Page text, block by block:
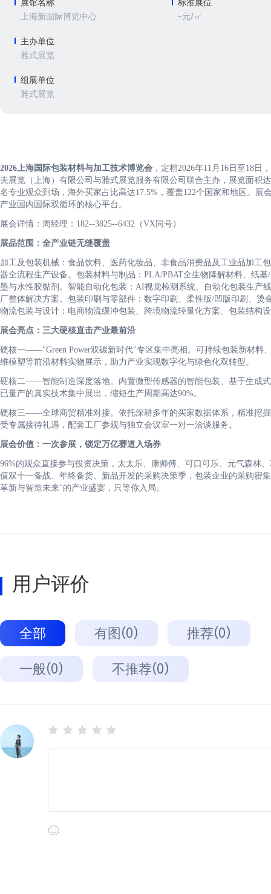
展馆名称
上海新国际博览中心
标准展位
-元/㎡
主办单位
雅式展览
组展单位
雅式展览
2026上海国际包装材料与加工技术博览会 ，定档2026年11月16日至18
夫展览（上海）有限公司与雅式展览服务有限公司联合主办，展览面积
名专业观众到场，海外买家占比高达17.5%，覆盖122个国家和地区。
产业国内国际双循环的核心平台。
展会详情：周经理：182--3825--6432（VX同号）
展品范围：全产业链无缝覆盖
加工及包装机械：食品饮料、医药化妆品、非食品消费品及工业品加工
器全流程生产设备。包装材料与制品：PLA/PBAT全生物降解材料、纸
墨与水性胶黏剂。智能自动化包装：AI视觉检测系统、自动化包装生产
厂整体解决方案。包装印刷与零部件：数字印刷、柔性版/凹版印刷、
物流包装与设计：电商物流缓冲包装、跨境物流轻量化方案、包装结构
展会亮点：三大硬核直击产业最前沿
硬核一——"Green Power双碳新时代"专区集中亮相。可持续包装新材料
维模塑等前沿材料实物展示，助力产业实现数字化与绿色化双转型。
硬核二——智能制造深度落地。内置微型传感器的智能包装、基于生成
已量产的真实技术集中展出，缩短生产周期高达90%。
硬核三——全球商贸精准对接。依托深耕多年的买家数据体系，精准挖
受专属接待礼遇，配套工厂参观与独立会议室一对一洽谈服务。
展会价值：一次参展，锁定万亿赛道入场券
96%的观众直接参与投资决策，太太乐、康师傅、可口可乐、元气森林
值双十一备战、年终备货、新品开发的采购决策季，包装企业的采购密
革新与智造未来"的产业盛宴，只等你入局。
用户评价
全部 有图(0) 推荐(0)
一般(0) 不推荐(0)